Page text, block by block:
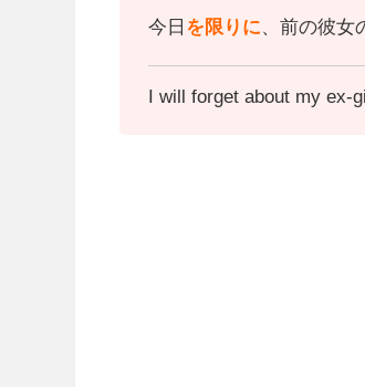
今日 を限りに、前の彼女
I will forget about my ex-